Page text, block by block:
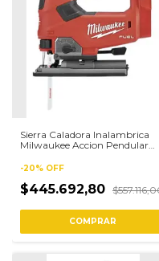
Sierra Caladora Inalambrica
Milwaukee Accion Pendular
-20% OFF
$445.692,80